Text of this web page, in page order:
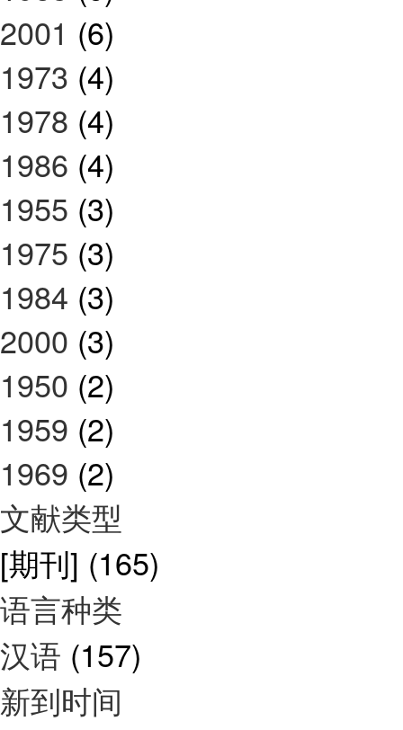
2001 (6)
1973 (4)
1978 (4)
1986 (4)
1955 (3)
1975 (3)
1984 (3)
2000 (3)
1950 (2)
1959 (2)
1969 (2)
文献类型
[期刊] (165)
语言种类
汉语 (157)
新到时间